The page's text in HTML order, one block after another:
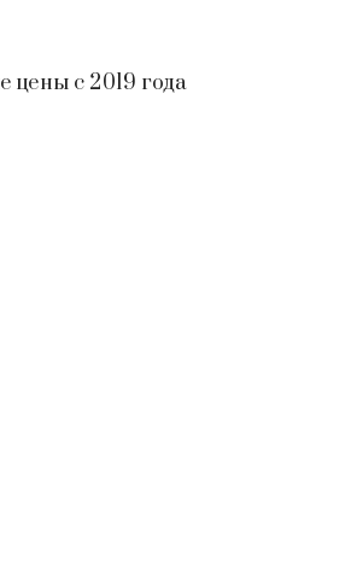
с 2019 года